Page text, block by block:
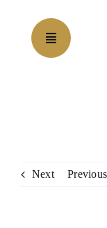
Previous
Next